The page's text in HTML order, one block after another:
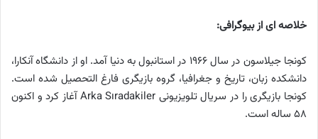
خلاصه ای از بیوگرافی:
کونجا جیلاسون در سال ۱۹۶۶ در استانبول به دنیا آمد. او از دانشگاه آنکارا،
دانشکده زبان، تاریخ و جغرافیا، گروه بازیگری فارغ التحصیل شده است.
کونجا بازیگری را در سریال تلویزیونی Arka Sıradakiler آغاز کرد و اکنون
۵۸ ساله است.